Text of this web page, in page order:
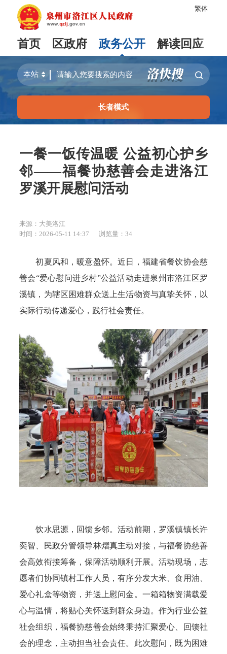
繁体
首页 区政府 政务公开 解读回应
长者模式
一餐一饭传温暖 公益初心护乡
邻——福餐协慈善会走进洛江
罗溪开展慰问活动
来源：大美洛江
时间：2026-05-11 14:37
浏览量： 34
初夏风和，暖意盈怀。近日，福建省餐饮协会慈
善会“爱心慰问进乡村”公益活动走进泉州市洛江区罗
溪镇，为辖区困难群众送上生活物资与真挚关怀，以
实际行动传递爱心，践行社会责任。
饮水思源，回馈乡邻。活动前期，罗溪镇镇长许
奕智、民政分管领导林熠真主动对接，与福餐协慈善
会高效衔接筹备，保障活动顺利开展。活动现场，志
愿者们协同镇村工作人员，有序分发大米、食用油、
爱心礼盒等物资，并送上慰问金。一箱箱物资满载爱
心与温情，将贴心关怀送到群众身边。作为行业公益
社会组织，福餐协慈善会始终秉持汇聚爱心、回馈社
会的理念，主动担当社会责任。此次慰问，既为困难